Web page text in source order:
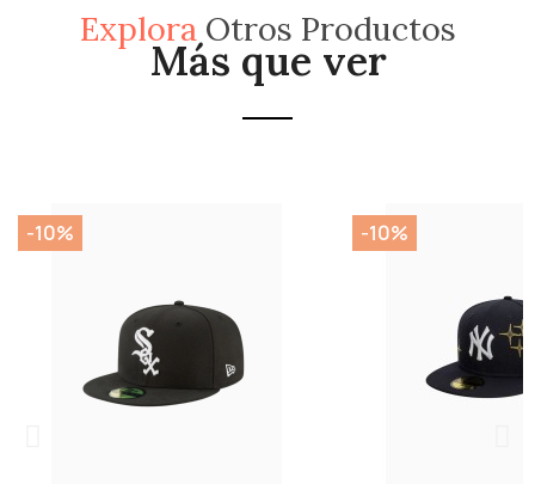
ExploraOtros Productos
Más que ver
-10% -10%